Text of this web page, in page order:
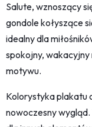
Salute, wznoszący
gondole kołyszące
idealny dla
spokojny,
motywu.
Kolorystyka plakatu
nowoczesny